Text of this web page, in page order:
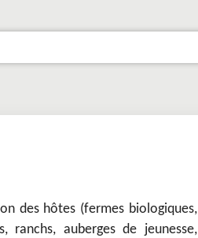
des hôtes (fermes biologiques,
auberges de jeunesse,